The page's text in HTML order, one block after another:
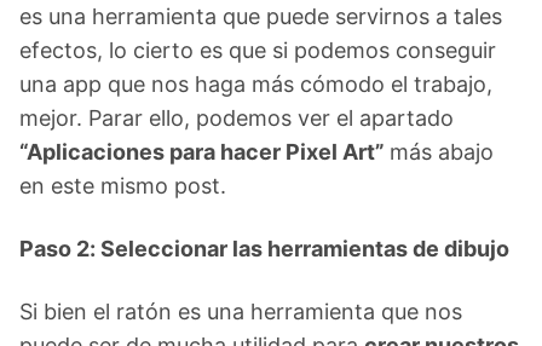
es una herramienta que puede servirnos a tales
efectos, lo cierto es que si podemos conseguir
una app que nos haga más cómodo el trabajo,
mejor. Parar ello, podemos ver el apartado
“Aplicaciones para hacer Pixel Art” más abajo
en este mismo post.
Paso 2: Seleccionar las herramientas de dibujo
Si bien el ratón es una herramienta que nos